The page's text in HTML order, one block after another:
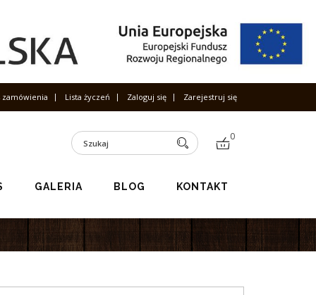
zamówienia Lista życzeń Zaloguj się Zarejestruj się
0
GALERIA BLOG KONTAKT